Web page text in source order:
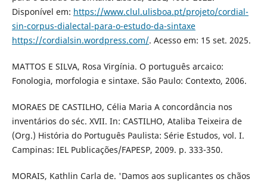
Disponível em: https://www.clul.ulisboa.pt/projeto/cordial-
sin-corpus-dialectal-para-o-estudo-da-sintaxe
https://cordialsin.wordpress.com/. Acesso em: 15 set. 2025.
MATTOS E SILVA, Rosa Virgínia. O português arcaico:
Fonologia, morfologia e sintaxe. São Paulo: Contexto, 2006.
MORAES DE CASTILHO, Célia Maria A concordância nos
inventários do séc. XVII. In: CASTILHO, Ataliba Teixeira de
(Org.) História do Português Paulista: Série Estudos, vol. I.
Campinas: IEL Publicações/FAPESP, 2009. p. 333-350.
MORAIS, Kathlin Carla de. 'Damos aos suplicantes os chãos